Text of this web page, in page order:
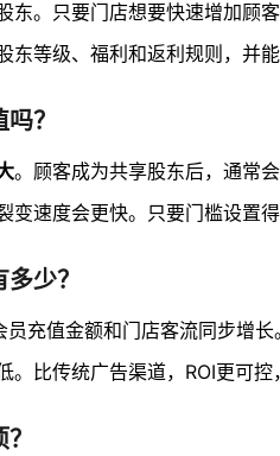
东。只要门店想要快速增加顾
等级、福利和返利规则，并
？
。顾客成为共享股东后，通常
速度会更快。只要门槛设置得
少？
员充值金额和门店客流同步增长
。比传统广告渠道，ROI更可控